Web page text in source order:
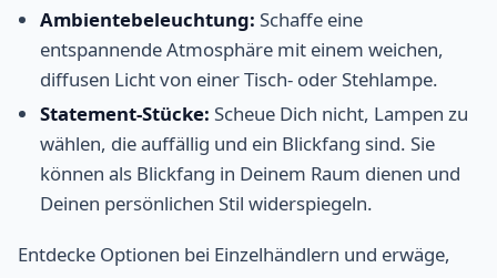
Ambientebeleuchtung: Schaffe eine
entspannende Atmosphäre mit einem weichen,
diffusen Licht von einer Tisch- oder Stehlampe.
Statement-Stücke: Scheue Dich nicht, Lampen zu
wählen, die auffällig und ein Blickfang sind. Sie
können als Blickfang in Deinem Raum dienen und
Deinen persönlichen Stil widerspiegeln.
Entdecke Optionen bei Einzelhändlern und erwäge,